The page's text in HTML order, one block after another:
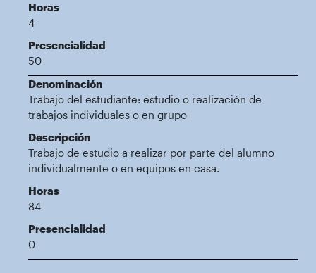
Horas
4
Presencialidad
50
Denominación
Trabajo del estudiante: estudio o realización de
trabajos individuales o en grupo
Descripción
Trabajo de estudio a realizar por parte del alumno
individualmente o en equipos en casa.
Horas
84
Presencialidad
0